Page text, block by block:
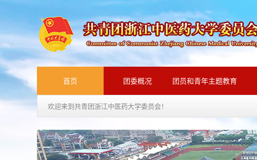
首页 团委概况 团员和青年主题教育
欢迎来到共青团浙江中医药大学委员会！